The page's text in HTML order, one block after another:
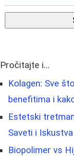
Pročitajte i...
Kolagen: Sve
benefitima i
Estetski
Saveti i Iskustva
Biopolimer vs